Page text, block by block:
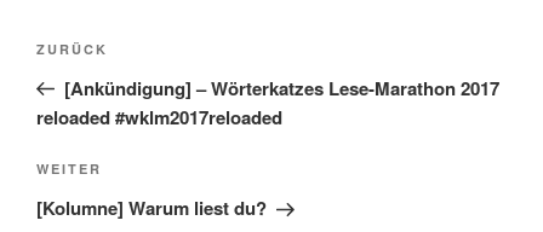
Beitragsnavigation
Vorheriger
Beitrag
ZURÜCK
[Ankündigung] – Wörterkatzes Lese-Marathon 2017
reloaded #wklm2017reloaded
Nächster
Beitrag
WEITER
[Kolumne] Warum liest du?